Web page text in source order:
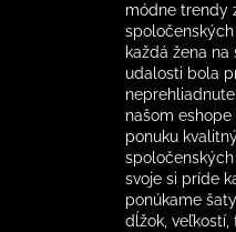
módne trendy
každá žena
udalosti bola
našom
ponuku
spoločenských
svoje si príde
ponúkame
dĺžok, veľkostí,